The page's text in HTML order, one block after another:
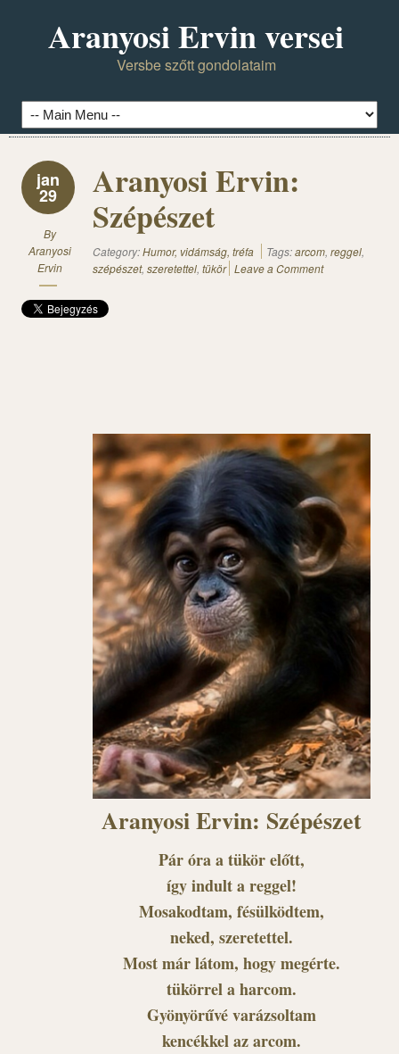
Aranyosi Ervin versei
Versbe szőtt gondolataim
jan
29
By
Aranyosi
Ervin
Aranyosi Ervin:
Szépészet
Category:Humor, vidámság, tréfa Tags:arcom, reggel,
szépészet, szeretettel, tükör Leave a Comment
Aranyosi Ervin: Szépészet
Pár óra a tükör előtt,
így indult a reggel!
Mosakodtam, fésülködtem,
neked, szeretettel.
Most már látom, hogy megérte.
tükörrel a harcom.
Gyönyörűvé varázsoltam
kencékkel az arcom.